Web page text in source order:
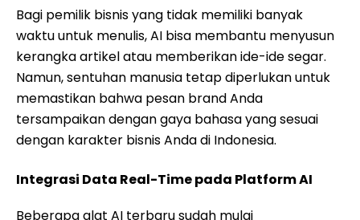
Bagi pemilik bisnis yang tidak memiliki banyak
waktu untuk menulis, AI bisa membantu menyusun
kerangka artikel atau memberikan ide-ide segar.
Namun, sentuhan manusia tetap diperlukan untuk
memastikan bahwa pesan brand Anda
tersampaikan dengan gaya bahasa yang sesuai
dengan karakter bisnis Anda di Indonesia.
Integrasi Data Real-Time pada Platform AI
Beberapa alat AI terbaru sudah mulai